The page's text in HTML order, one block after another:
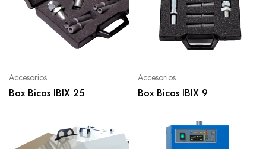
Accesorios
Box Bicos IBIX 25
Accesorios
Box Bicos IBIX 9